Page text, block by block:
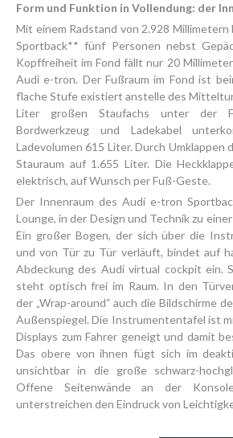
Form und Funktion in Vollendung: der
Mit einem Radstand von 2.928
Sportback** fünf Personen nebst
Kopffreiheit im Fond fällt nur 20
Audi e-tron. Der Fußraum im Fond ist
flache Stufe existiert anstelle des
Liter großen Staufachs unter der
Bordwerkzeug und Ladekabel
Ladevolumen 615 Liter. Durch Umklappen
Stauraum auf 1.655 Liter. Die
elektrisch, auf Wunsch per Fuß-Geste.
Der Innenraum des Audi e-tron
Lounge, in der Design und Technik zu
Ein großer Bogen, der sich über die
und von Tür zu Tür verläuft, bindet auf
Abdeckung des Audi virtual cockpit ein.
steht optisch frei im Raum. In den
der „Wrap-around“ auch die Bildschirme
Außenspiegel. Die Instrumententafel ist
Displays zum Fahrer geneigt und damit
Das obere von ihnen fügt sich im
unsichtbar in die große schwarz-
Offene Seitenwände an der
unterstreichen den Eindruck von